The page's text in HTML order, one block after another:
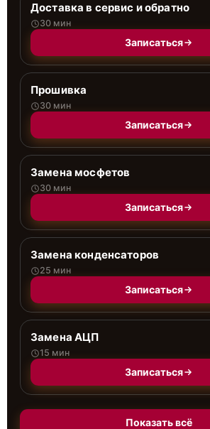
Доставка в сервис и обратно
30 мин
Записаться
Прошивка
30 мин
Записаться
Замена мосфетов
30 мин
Записаться
Замена конденсаторов
25 мин
Записаться
Замена АЦП
15 мин
Записаться
Показать всё